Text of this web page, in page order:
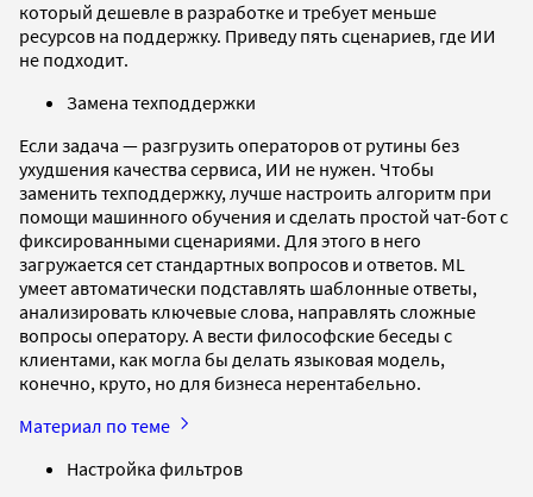
который дешевле в разработке и требует меньше
ресурсов на поддержку. Приведу пять сценариев, где ИИ
не подходит.
Замена техподдержки
Если задача — разгрузить операторов от рутины без
ухудшения качества сервиса, ИИ не нужен. Чтобы
заменить техподдержку, лучше настроить алгоритм при
помощи машинного обучения и сделать простой чат-бот с
фиксированными сценариями. Для этого в него
загружается сет стандартных вопросов и ответов. ML
умеет автоматически подставлять шаблонные ответы,
анализировать ключевые слова, направлять сложные
вопросы оператору. А вести философские беседы с
клиентами, как могла бы делать языковая модель,
конечно, круто, но для бизнеса нерентабельно.
Материал по теме
Настройка фильтров